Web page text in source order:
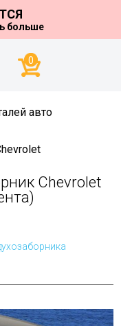
больше
0
авто
Chevrolet